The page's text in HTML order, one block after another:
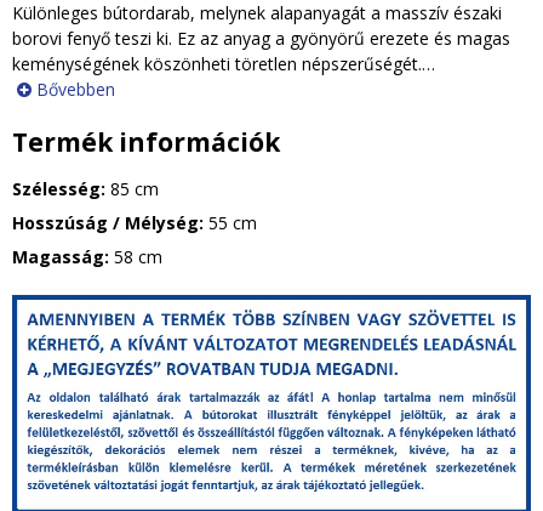
Különleges bútordarab, melynek alapanyagát a masszív északi
borovi fenyő teszi ki. Ez az anyag a gyönyörű erezete és magas
keménységének köszönheti töretlen népszerűségét.…
Bővebben
Termék információk
Szélesség: 85 cm
Hosszúság / Mélység: 55 cm
Magasság: 58 cm
g
k